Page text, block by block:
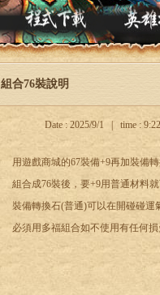
組合76裝說明
Date : 2025/9/1 | time :
用遊戲商城的67裝備+9再加裝備
組合成76裝後，要+9用普通材料
裝備轉換石(普通)可以在開碰碰運
必須用多福組合如不使用有任何